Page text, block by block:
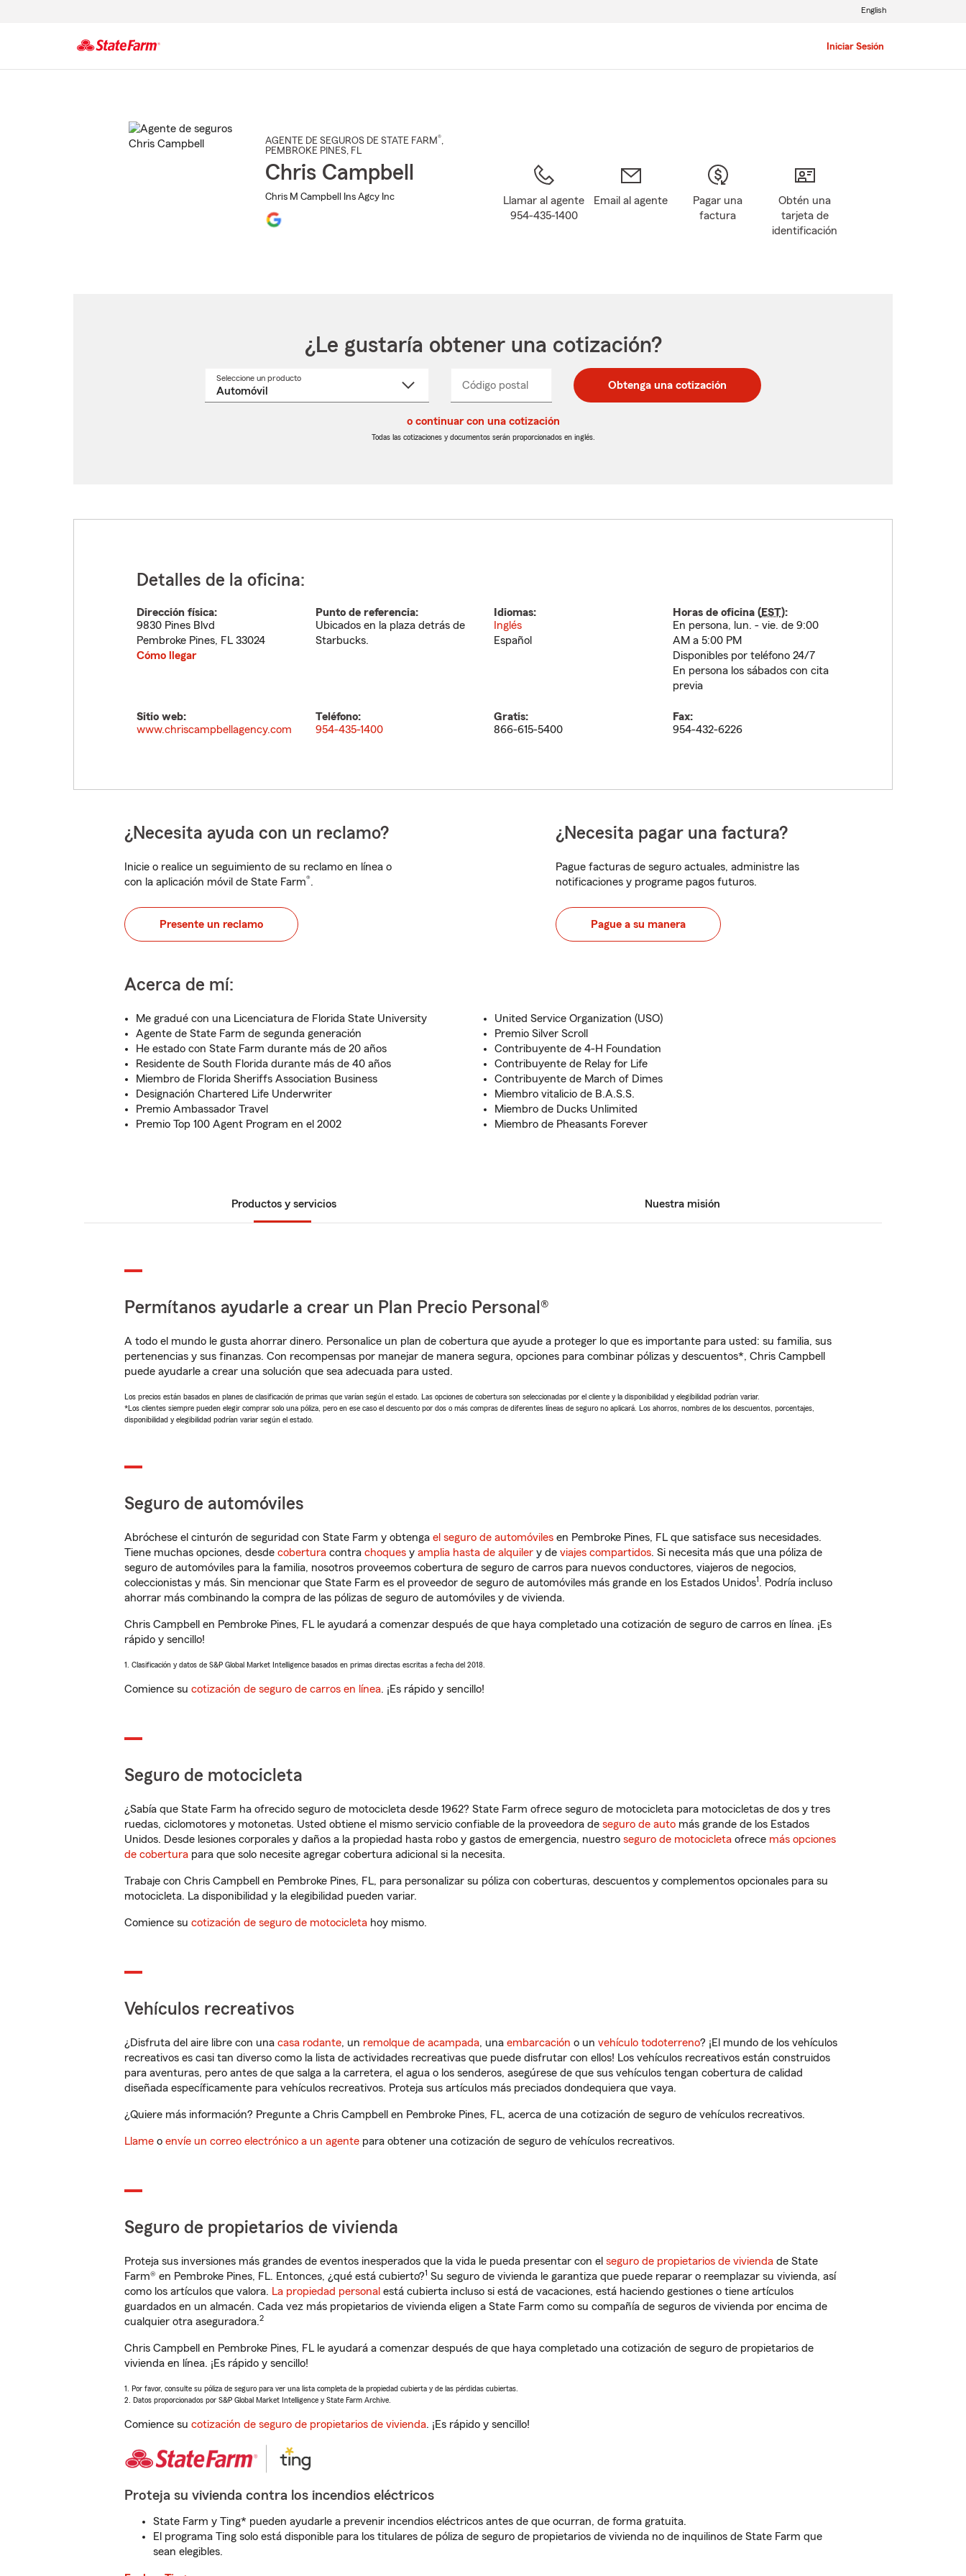
Iniciar Sesión
English
AGENTE DE SEGUROS DE STATE FARM®,
PEMBROKE PINES, FL
Chris Campbell
Chris M Campbell Ins Agcy Inc
Llamar al agente
954-435-1400
Email al agente
Pagar una
factura
Obtén una
tarjeta de
identificación
¿Le gustaría obtener una cotización?
Seleccione un productoSeleccione
Código postal
postal
de
postal
de
_____ Obtenga una cotización
o continuar con una cotización
Todas las cotizaciones y documentos serán proporcionados en inglés.
Detalles de la oficina:
Dirección física:
9830 Pines Blvd
Pembroke Pines, FL 33024
Cómo llegar
Punto de referencia:
Ubicados en la plaza detrás de
Starbucks.
Idiomas:
Inglés
Español
Horas de oficina (EST):
En persona, lun. - vie. de 9:00
AM a 5:00 PM
Disponibles por teléfono 24/7
En persona los sábados con cita
previa
Sitio web:
www.chriscampbellagency.com
Teléfono:
954-435-1400
Gratis:
866-615-5400
Fax:
954-432-6226
¿Necesita ayuda con un reclamo?
Inicie o realice un seguimiento de su reclamo en línea o
con la aplicación móvil de State Farm®.
Presente un reclamo
¿Necesita pagar una factura?
Pague facturas de seguro actuales, administre las
notificaciones y programe pagos futuros.
Pague a su manera
Acerca de mí:
Me gradué con una Licenciatura de Florida State University
Agente de State Farm de segunda generación
He estado con State Farm durante más de 20 años
Residente de South Florida durante más de 40 años
Miembro de Florida Sheriffs Association Business
Designación Chartered Life Underwriter
Premio Ambassador Travel
Premio Top 100 Agent Program en el 2002
United Service Organization (USO)
Premio Silver Scroll
Contribuyente de 4-H Foundation
Contribuyente de Relay for Life
Contribuyente de March of Dimes
Miembro vitalicio de B.A.S.S.
Miembro de Ducks Unlimited
Miembro de Pheasants Forever
Productos y servicios Nuestra misión
Permítanos ayudarle a crear un Plan Precio Personal®
A todo el mundo le gusta ahorrar dinero. Personalice un plan de cobertura que ayude a proteger lo que es importante para usted: su familia, sus
pertenencias y sus finanzas. Con recompensas por manejar de manera segura, opciones para combinar pólizas y descuentos*, Chris Campbell
puede ayudarle a crear una solución que sea adecuada para usted.
Los precios están basados en planes de clasificación de primas que varían según el estado. Las opciones de cobertura son seleccionadas por el cliente y la disponibilidad y elegibilidad podrían variar.
*Los clientes siempre pueden elegir comprar solo una póliza, pero en ese caso el descuento por dos o más compras de diferentes líneas de seguro no aplicará. Los ahorros, nombres de los descuentos, porcentajes,
disponibilidad y elegibilidad podrían variar según el estado.
Seguro de automóviles
Abróchese el cinturón de seguridad con State Farm y obtenga el seguro de automóviles en Pembroke Pines, FL que satisface sus necesidades.
Tiene muchas opciones, desde cobertura contra choques y amplia hasta de alquiler y de viajes compartidos. Si necesita más que una póliza de
seguro de automóviles para la familia, nosotros proveemos cobertura de seguro de carros para nuevos conductores, viajeros de negocios,
coleccionistas y más. Sin mencionar que State Farm es el proveedor de seguro de automóviles más grande en los Estados Unidos1. Podría incluso
ahorrar más combinando la compra de las pólizas de seguro de automóviles y de vivienda.
Chris Campbell en Pembroke Pines, FL le ayudará a comenzar después de que haya completado una cotización de seguro de carros en línea. ¡Es
rápido y sencillo!
1. Clasificación y datos de S&P Global Market Intelligence basados en primas directas escritas a fecha del 2018.
Comience su cotización de seguro de carros en línea. ¡Es rápido y sencillo!
Seguro de motocicleta
¿Sabía que State Farm ha ofrecido seguro de motocicleta desde 1962? State Farm ofrece seguro de motocicleta para motocicletas de dos y tres
ruedas, ciclomotores y motonetas. Usted obtiene el mismo servicio confiable de la proveedora de seguro de auto más grande de los Estados
Unidos. Desde lesiones corporales y daños a la propiedad hasta robo y gastos de emergencia, nuestro seguro de motocicleta ofrece más opciones
de cobertura para que solo necesite agregar cobertura adicional si la necesita.
Trabaje con Chris Campbell en Pembroke Pines, FL, para personalizar su póliza con coberturas, descuentos y complementos opcionales para su
motocicleta. La disponibilidad y la elegibilidad pueden variar.
Comience su cotización de seguro de motocicleta hoy mismo.
Vehículos recreativos
¿Disfruta del aire libre con una casa rodante, un remolque de acampada, una embarcación o un vehículo todoterreno? ¡El mundo de los vehículos
recreativos es casi tan diverso como la lista de actividades recreativas que puede disfrutar con ellos! Los vehículos recreativos están construidos
para aventuras, pero antes de que salga a la carretera, el agua o los senderos, asegúrese de que sus vehículos tengan cobertura de calidad
diseñada específicamente para vehículos recreativos. Proteja sus artículos más preciados dondequiera que vaya.
¿Quiere más información? Pregunte a Chris Campbell en Pembroke Pines, FL, acerca de una cotización de seguro de vehículos recreativos.
Llame o envíe un correo electrónico a un agente para obtener una cotización de seguro de vehículos recreativos.
Seguro de propietarios de vivienda
Proteja sus inversiones más grandes de eventos inesperados que la vida le pueda presentar con el seguro de propietarios de vivienda de State
Farm® en Pembroke Pines, FL. Entonces, ¿qué está cubierto?1 Su seguro de vivienda le garantiza que puede reparar o reemplazar su vivienda, así
como los artículos que valora. La propiedad personal está cubierta incluso si está de vacaciones, está haciendo gestiones o tiene artículos
guardados en un almacén. Cada vez más propietarios de vivienda eligen a State Farm como su compañía de seguros de vivienda por encima de
cualquier otra aseguradora.2
Chris Campbell en Pembroke Pines, FL le ayudará a comenzar después de que haya completado una cotización de seguro de propietarios de
vivienda en línea. ¡Es rápido y sencillo!
1. Por favor, consulte su póliza de seguro para ver una lista completa de la propiedad cubierta y de las pérdidas cubiertas.
2. Datos proporcionados por S&P Global Market Intelligence y State Farm Archive.
Comience su cotización de seguro de propietarios de vivienda. ¡Es rápido y sencillo!
Proteja su vivienda contra los incendios eléctricos
State Farm y Ting* pueden ayudarle a prevenir incendios eléctricos antes de que ocurran, de forma gratuita.
El programa Ting solo está disponible para los titulares de póliza de seguro de propietarios de vivienda no de inquilinos de State Farm que
sean elegibles.